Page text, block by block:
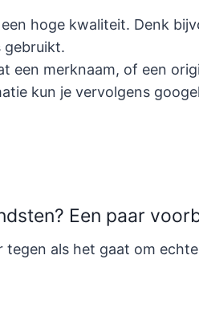
hoge kwaliteit. Denk
gebruikt.
een merknaam, of een
kun je vervolgens
Een paar
tegen als het gaat om